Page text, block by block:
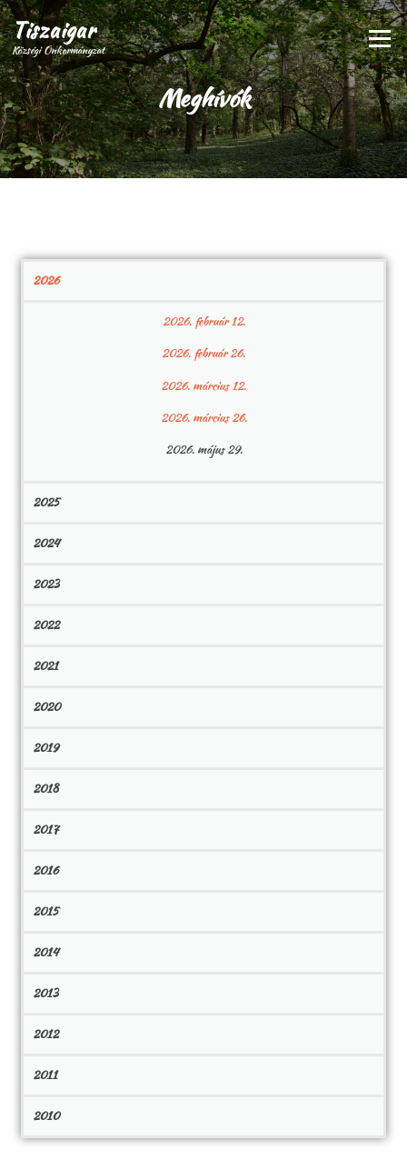
Tiszaigar
Községi Önkormányzat
Menü
Meghívók
2026
2026. február 12.
2026. február 26.
2026. március 12.
2026. március 26.
2026. május 29.
2025
2024
2023
2022
2021
2020
2019
2018
2017
2016
2015
2014
2013
2012
2011
2010